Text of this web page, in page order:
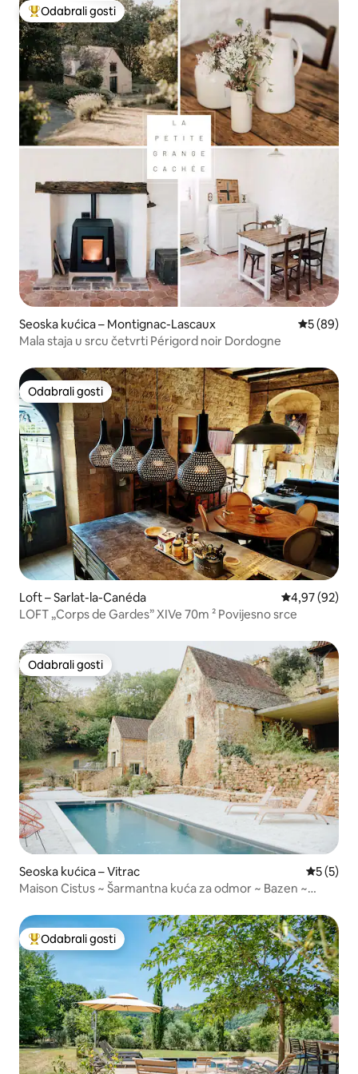
Među najviše rangiranima s oznakom „Odabrali gosti”
Odabrali gosti
Seoska kućica – Montignac-Lascaux Prosječna
5 (89)
Mala staja u srcu četvrti Périgord noir Dordogne
Odabrali gosti
Odabrali gosti
Loft – Sarlat-la-Canéda Prosječna
4,97 (92)
LOFT „Corps de Gardes” XIVe 70m ² Povijesno srce
Odabrali gosti
Odabrali gosti
Seoska kućica – Vitrac
5 (5)
Maison Cistus ~ Šarmantna kuća za odmor ~ Bazen ~
Među najviše rangiranima s oznakom „Odabrali gosti”
Odabrali gosti